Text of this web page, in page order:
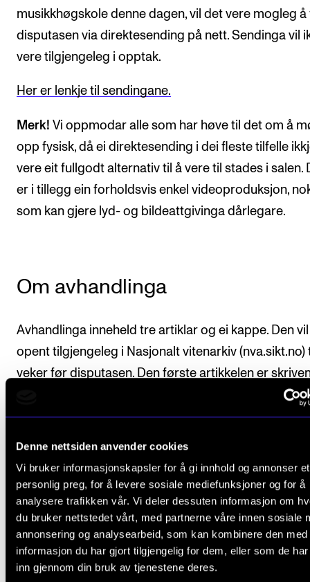
Denne nettsiden anvender cookies
Vi bruker informasjonskapsler for å gi innhold og annonser et
personlig preg, for å levere sosiale mediefunksjoner og for å
analysere trafikken vår. Vi deler dessuten informasjon om
du bruker nettstedet vårt, med partnerne våre innen sosiale
annonsering og analysearbeid, som kan kombinere den med
informasjon du har gjort tilgjengelig for dem, eller som de
inn gjennom din bruk av tjenestene deres.
musikkhøgskole denne dagen, vil det vere mogleg
disputasen via direktesending på nett. Sendinga vil
vere tilgjengeleg i opptak.
Her er lenkje til sendingane.
Merk! Vi oppmodar alle som har høve til det om å
opp fysisk, då ei direktesending i dei fleste tilfelle
vere eit fullgodt alternativ til å vere til stades i salen.
er i tillegg ein forholdsvis enkel videoproduksjon,
som kan gjere lyd- og bildeattgivinga dårlegare.
Om avhandlinga
Avhandlinga inneheld tre artiklar og ei kappe. Den
opent tilgjengeleg i Nasjonalt vitenarkiv (nva.sikt.no)
veker før disputasen. Den første artikkelen er
engelsk. Dei to siste artiklane og kappa er skriven på
norsk.
Rettleiar har vore professor Karette Stensæth.
Les meir om studien på NMH sine projektsider.
Forskningssenteret CREMAH